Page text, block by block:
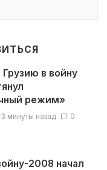
в войну
режим»
минуты назад 0
2008 начал